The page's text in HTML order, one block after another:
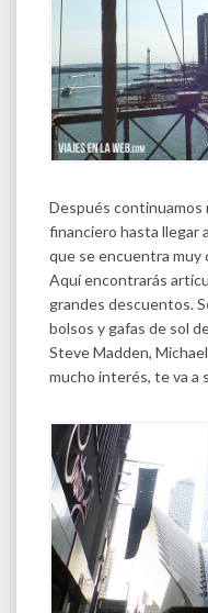
Después
financiero hasta llegar
que se encuentra muy
Aquí encontrarás
grandes descuentos.
bolsos y gafas de sol
Steve Madden,
mucho interés, te va a